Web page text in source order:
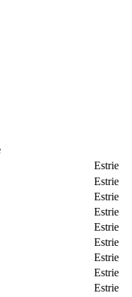
Estrie
Estrie
Estrie
Estrie
Estrie
Estrie
Estrie
Estrie
Estrie